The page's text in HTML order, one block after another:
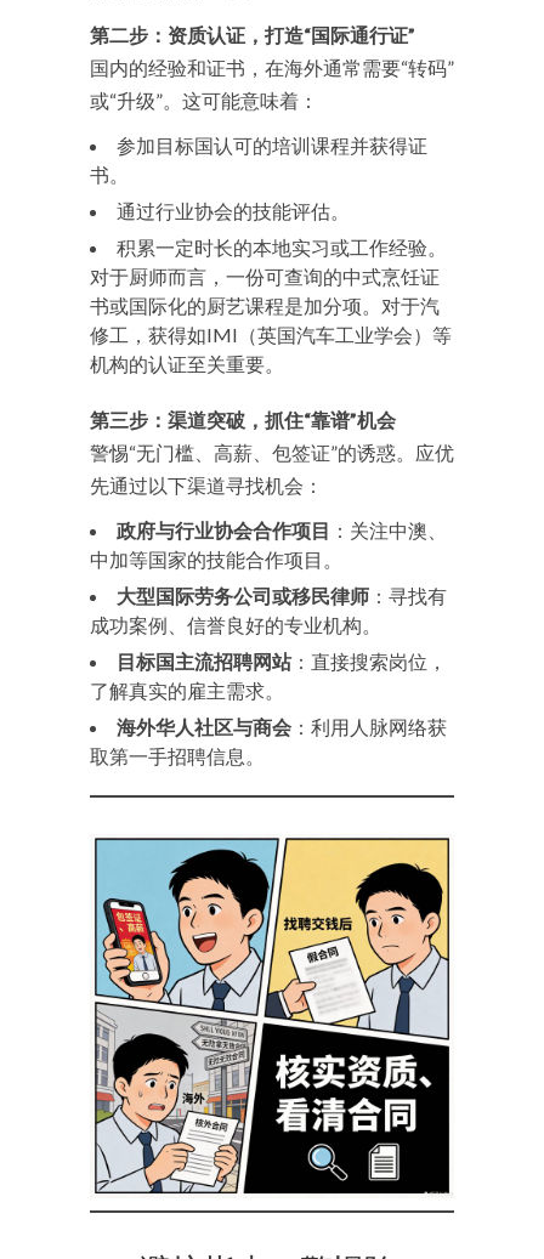
第二步：资质认证，打造“国际通行证”
国内的经验和证书，在海外通常需要“转码”
或“升级”。这可能意味着：
参加目标国认可的培训课程并获得证
书。
通过行业协会的技能评估。
积累一定时长的本地实习或工作经验。
对于厨师而言，一份可查询的中式烹饪证
书或国际化的厨艺课程是加分项。对于汽
修工，获得如IMI（英国汽车工业学会）等
机构的认证至关重要。
第三步：渠道突破，抓住“靠谱”机会
警惕“无门槛、高薪、包签证”的诱惑。应优
先通过以下渠道寻找机会：
政府与行业协会合作项目 ：关注中澳、
中加等国家的技能合作项目。
大型国际劳务公司或移民律师 ：寻找有
成功案例、信誉良好的专业机构。
目标国主流招聘网站：直接搜索岗位，
了解真实的雇主需求。
海外华人社区与商会 ：利用人脉网络获
取第一手招聘信息。